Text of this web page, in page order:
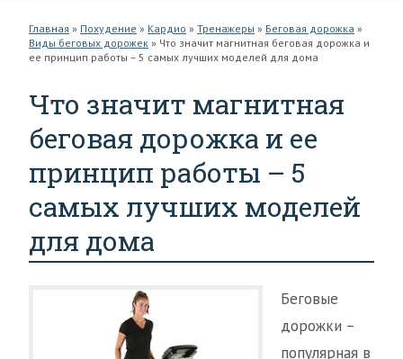
Главная » Похудение » Кардио » Тренажеры » Беговая дорожка »
Виды беговых дорожек » Что значит магнитная беговая дорожка и
ее принцип работы – 5 самых лучших моделей для дома
Что значит магнитная
беговая дорожка и ее
принцип работы – 5
самых лучших моделей
для дома
Беговые
дорожки –
популярная в